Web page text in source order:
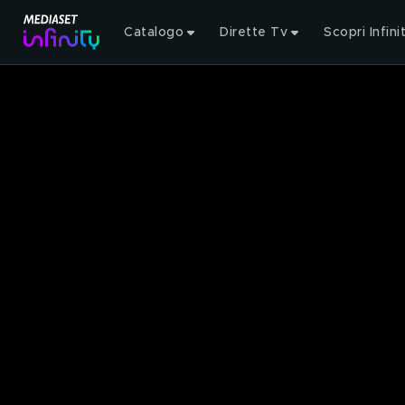
Catalogo Dirette Tv Scopri